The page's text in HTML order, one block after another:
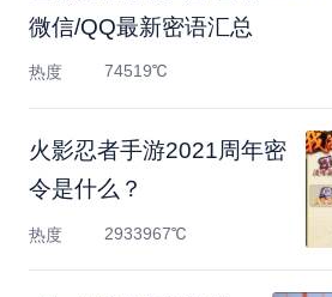
微信/QQ最新密语汇总
热度 74519℃
火影忍者手游2021周年密
令是什么？
热度 2933967℃